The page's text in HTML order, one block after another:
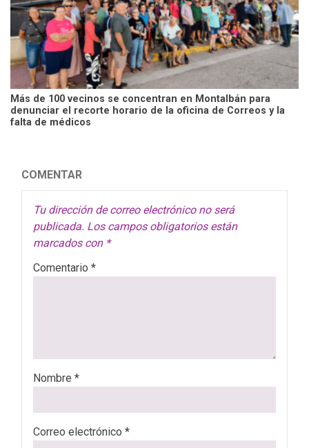
Más de 100 vecinos se concentran en Montalbán para
denunciar el recorte horario de la oficina de Correos y la
falta de médicos
COMENTAR
Tu dirección de correo electrónico no será
publicada. Los campos obligatorios están
marcados con *
Comentario *
Nombre *
Correo electrónico *